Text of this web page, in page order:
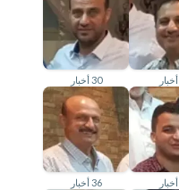
30 أخبار
36 أخبار